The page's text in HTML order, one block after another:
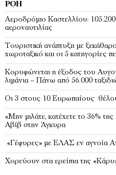
ΡΟΉ
Αεροδρόμιο Καστελλίου:
αεροναυτιλίας
Τουριστική ανάπτυξη με
χωροταξικό και οι 5 κατηγορίες
Κορυφώνεται η έξοδος του
λιμάνια – Πάνω από 56.000
Οι 3 στους 10 Ευρωπαίους
«Μην μιλάτε, κατέχετε το 36%
Αβίβ στην Άγκυρα
«Γέφυρες» με ΕΛΑΣ εν αγνοία
Χορεύουν στα ερείπια της